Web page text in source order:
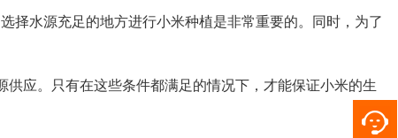
择水源充足的地方进行小米种植是非常重要的。同时，为了
应。只有在这些条件都满足的情况下，才能保证小米的生